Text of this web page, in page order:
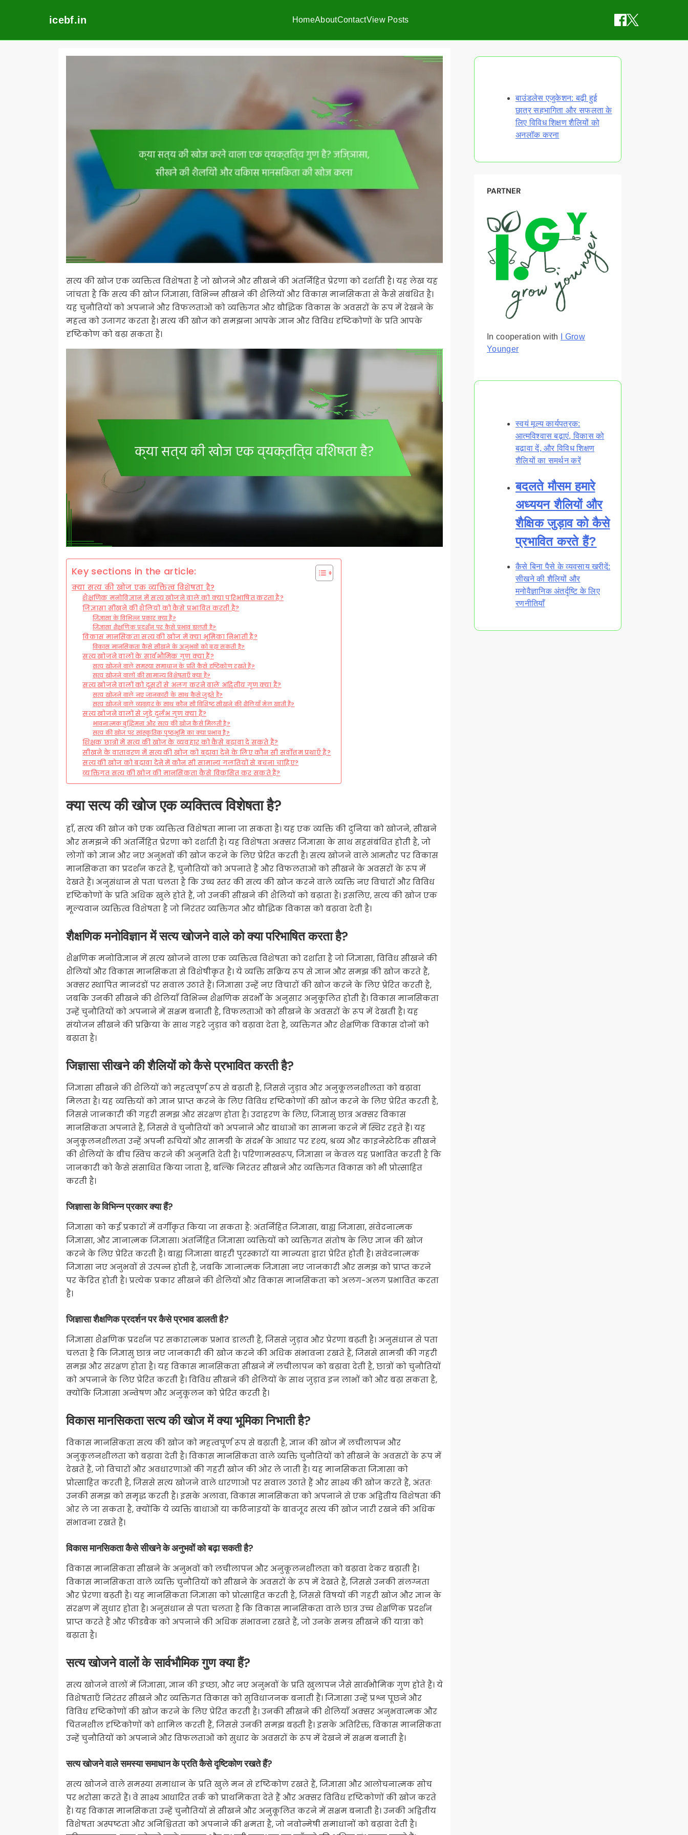
icebf.in HomeAboutContactView Posts
सत्य की खोज एक व्यक्तित्व विशेषता है जो खोजने और सीखने की अंतर्निहित प्रेरणा को दर्शाती है। यह लेख यह
जांचता है कि सत्य की खोज जिज्ञासा, विभिन्न सीखने की शैलियों और विकास मानसिकता से कैसे संबंधित है।
यह चुनौतियों को अपनाने और विफलताओं को व्यक्तिगत और बौद्धिक विकास के अवसरों के रूप में देखने के
महत्व को उजागर करता है। सत्य की खोज को समझना आपके ज्ञान और विविध दृष्टिकोणों के प्रति आपके
दृष्टिकोण को बढ़ा सकता है।
Key sections in the article:
क्या सत्य की खोज एक व्यक्तित्व विशेषता है?
शैक्षणिक मनोविज्ञान में सत्य खोजने वाले को क्या परिभाषित करता है?
जिज्ञासा सीखने की शैलियों को कैसे प्रभावित करती है?
जिज्ञासा के विभिन्न प्रकार क्या हैं?
जिज्ञासा शैक्षणिक प्रदर्शन पर कैसे प्रभाव डालती है?
विकास मानसिकता सत्य की खोज में क्या भूमिका निभाती है?
विकास मानसिकता कैसे सीखने के अनुभवों को बढ़ा सकती है?
सत्य खोजने वालों के सार्वभौमिक गुण क्या हैं?
सत्य खोजने वाले समस्या समाधान के प्रति कैसे दृष्टिकोण रखते हैं?
सत्य खोजने वालों की सामान्य विशेषताएँ क्या हैं?
सत्य खोजने वालों को दूसरों से अलग करने वाले अद्वितीय गुण क्या हैं?
सत्य खोजने वाले नए जानकारी के साथ कैसे जुड़ते हैं?
सत्य खोजने वाले व्यवहार के साथ कौन सी विशिष्ट सीखने की शैलियाँ मेल खाती हैं?
सत्य खोजने वालों से जुड़े दुर्लभ गुण क्या हैं?
भावनात्मक बुद्धिमत्ता और सत्य की खोज कैसे मिलती है?
सत्य की खोज पर सांस्कृतिक पृष्ठभूमि का क्या प्रभाव है?
शिक्षक छात्रों में सत्य की खोज के व्यवहार को कैसे बढ़ावा दे सकते हैं?
सीखने के वातावरण में सत्य की खोज को बढ़ावा देने के लिए कौन सी सर्वोत्तम प्रथाएँ हैं?
सत्य की खोज को बढ़ावा देने में कौन सी सामान्य गलतियों से बचना चाहिए?
व्यक्तिगत सत्य की खोज की मानसिकता कैसे विकसित कर सकते हैं?
क्या सत्य की खोज एक व्यक्तित्व विशेषता है?
हाँ, सत्य की खोज को एक व्यक्तित्व विशेषता माना जा सकता है। यह एक व्यक्ति की दुनिया को खोजने, सीखने
और समझने की अंतर्निहित प्रेरणा को दर्शाती है। यह विशेषता अक्सर जिज्ञासा के साथ सहसंबंधित होती है, जो
लोगों को ज्ञान और नए अनुभवों की खोज करने के लिए प्रेरित करती है। सत्य खोजने वाले आमतौर पर विकास
मानसिकता का प्रदर्शन करते हैं, चुनौतियों को अपनाते हैं और विफलताओं को सीखने के अवसरों के रूप में
देखते हैं। अनुसंधान से पता चलता है कि उच्च स्तर की सत्य की खोज करने वाले व्यक्ति नए विचारों और विविध
दृष्टिकोणों के प्रति अधिक खुले होते हैं, जो उनकी सीखने की शैलियों को बढ़ाता है। इसलिए, सत्य की खोज एक
मूल्यवान व्यक्तित्व विशेषता है जो निरंतर व्यक्तिगत और बौद्धिक विकास को बढ़ावा देती है।
शैक्षणिक मनोविज्ञान में सत्य खोजने वाले को क्या परिभाषित करता है?
शैक्षणिक मनोविज्ञान में सत्य खोजने वाला एक व्यक्तित्व विशेषता को दर्शाता है जो जिज्ञासा, विविध सीखने की
शैलियों और विकास मानसिकता से विशेषीकृत है। ये व्यक्ति सक्रिय रूप से ज्ञान और समझ की खोज करते हैं,
अक्सर स्थापित मानदंडों पर सवाल उठाते हैं। जिज्ञासा उन्हें नए विचारों की खोज करने के लिए प्रेरित करती है,
जबकि उनकी सीखने की शैलियाँ विभिन्न शैक्षणिक संदर्भों के अनुसार अनुकूलित होती हैं। विकास मानसिकता
उन्हें चुनौतियों को अपनाने में सक्षम बनाती है, विफलताओं को सीखने के अवसरों के रूप में देखती है। यह
संयोजन सीखने की प्रक्रिया के साथ गहरे जुड़ाव को बढ़ावा देता है, व्यक्तिगत और शैक्षणिक विकास दोनों को
बढ़ाता है।
जिज्ञासा सीखने की शैलियों को कैसे प्रभावित करती है?
जिज्ञासा सीखने की शैलियों को महत्वपूर्ण रूप से बढ़ाती है, जिससे जुड़ाव और अनुकूलनशीलता को बढ़ावा
मिलता है। यह व्यक्तियों को ज्ञान प्राप्त करने के लिए विविध दृष्टिकोणों की खोज करने के लिए प्रेरित करती है,
जिससे जानकारी की गहरी समझ और संरक्षण होता है। उदाहरण के लिए, जिज्ञासु छात्र अक्सर विकास
मानसिकता अपनाते हैं, जिससे वे चुनौतियों को अपनाने और बाधाओं का सामना करने में स्थिर रहते हैं। यह
अनुकूलनशीलता उन्हें अपनी रुचियों और सामग्री के संदर्भ के आधार पर दृश्य, श्रव्य और काइनेस्टेटिक सीखने
की शैलियों के बीच स्विच करने की अनुमति देती है। परिणामस्वरूप, जिज्ञासा न केवल यह प्रभावित करती है कि
जानकारी को कैसे संसाधित किया जाता है, बल्कि निरंतर सीखने और व्यक्तिगत विकास को भी प्रोत्साहित
करती है।
जिज्ञासा के विभिन्न प्रकार क्या हैं?
जिज्ञासा को कई प्रकारों में वर्गीकृत किया जा सकता है: अंतर्निहित जिज्ञासा, बाह्य जिज्ञासा, संवेदनात्मक
जिज्ञासा, और ज्ञानात्मक जिज्ञासा। अंतर्निहित जिज्ञासा व्यक्तियों को व्यक्तिगत संतोष के लिए ज्ञान की खोज
करने के लिए प्रेरित करती है। बाह्य जिज्ञासा बाहरी पुरस्कारों या मान्यता द्वारा प्रेरित होती है। संवेदनात्मक
जिज्ञासा नए अनुभवों से उत्पन्न होती है, जबकि ज्ञानात्मक जिज्ञासा नए जानकारी और समझ को प्राप्त करने
पर केंद्रित होती है। प्रत्येक प्रकार सीखने की शैलियों और विकास मानसिकता को अलग-अलग प्रभावित करता
है।
जिज्ञासा शैक्षणिक प्रदर्शन पर कैसे प्रभाव डालती है?
जिज्ञासा शैक्षणिक प्रदर्शन पर सकारात्मक प्रभाव डालती है, जिससे जुड़ाव और प्रेरणा बढ़ती है। अनुसंधान से पता
चलता है कि जिज्ञासु छात्र नए जानकारी की खोज करने की अधिक संभावना रखते हैं, जिससे सामग्री की गहरी
समझ और संरक्षण होता है। यह विकास मानसिकता सीखने में लचीलापन को बढ़ावा देती है, छात्रों को चुनौतियों
को अपनाने के लिए प्रेरित करती है। विविध सीखने की शैलियों के साथ जुड़ाव इन लाभों को और बढ़ा सकता है,
क्योंकि जिज्ञासा अन्वेषण और अनुकूलन को प्रेरित करती है।
विकास मानसिकता सत्य की खोज में क्या भूमिका निभाती है?
विकास मानसिकता सत्य की खोज को महत्वपूर्ण रूप से बढ़ाती है, ज्ञान की खोज में लचीलापन और
अनुकूलनशीलता को बढ़ावा देती है। विकास मानसिकता वाले व्यक्ति चुनौतियों को सीखने के अवसरों के रूप में
देखते हैं, जो विचारों और अवधारणाओं की गहरी खोज की ओर ले जाती है। यह मानसिकता जिज्ञासा को
प्रोत्साहित करती है, जिससे सत्य खोजने वाले धारणाओं पर सवाल उठाते हैं और साक्ष्य की खोज करते हैं, अंततः
उनकी समझ को समृद्ध करती है। इसके अलावा, विकास मानसिकता को अपनाने से एक अद्वितीय विशेषता की
ओर ले जा सकता है, क्योंकि ये व्यक्ति बाधाओं या कठिनाइयों के बावजूद सत्य की खोज जारी रखने की अधिक
संभावना रखते हैं।
विकास मानसिकता कैसे सीखने के अनुभवों को बढ़ा सकती है?
विकास मानसिकता सीखने के अनुभवों को लचीलापन और अनुकूलनशीलता को बढ़ावा देकर बढ़ाती है।
विकास मानसिकता वाले व्यक्ति चुनौतियों को सीखने के अवसरों के रूप में देखते हैं, जिससे उनकी संलग्नता
और प्रेरणा बढ़ती है। यह मानसिकता जिज्ञासा को प्रोत्साहित करती है, जिससे विषयों की गहरी खोज और ज्ञान के
संरक्षण में सुधार होता है। अनुसंधान से पता चलता है कि विकास मानसिकता वाले छात्र उच्च शैक्षणिक प्रदर्शन
प्राप्त करते हैं और फीडबैक को अपनाने की अधिक संभावना रखते हैं, जो उनके समग्र सीखने की यात्रा को
बढ़ाता है।
सत्य खोजने वालों के सार्वभौमिक गुण क्या हैं?
सत्य खोजने वालों में जिज्ञासा, ज्ञान की इच्छा, और नए अनुभवों के प्रति खुलापन जैसे सार्वभौमिक गुण होते हैं। ये
विशेषताएँ निरंतर सीखने और व्यक्तिगत विकास को सुविधाजनक बनाती हैं। जिज्ञासा उन्हें प्रश्न पूछने और
विविध दृष्टिकोणों की खोज करने के लिए प्रेरित करती है। उनकी सीखने की शैलियाँ अक्सर अनुभवात्मक और
चिंतनशील दृष्टिकोणों को शामिल करती हैं, जिससे उनकी समझ बढ़ती है। इसके अतिरिक्त, विकास मानसिकता
उन्हें चुनौतियों को अपनाने और विफलताओं को सुधार के अवसरों के रूप में देखने में सक्षम बनाती है।
सत्य खोजने वाले समस्या समाधान के प्रति कैसे दृष्टिकोण रखते हैं?
सत्य खोजने वाले समस्या समाधान के प्रति खुले मन से दृष्टिकोण रखते हैं, जिज्ञासा और आलोचनात्मक सोच
पर भरोसा करते हैं। वे साक्ष्य आधारित तर्क को प्राथमिकता देते हैं और अक्सर विविध दृष्टिकोणों की खोज करते
हैं। यह विकास मानसिकता उन्हें चुनौतियों से सीखने और अनुकूलित करने में सक्षम बनाती है। उनकी अद्वितीय
विशेषता अस्पष्टता और अनिश्चितता को अपनाने की क्षमता है, जो नवोन्मेषी समाधानों को बढ़ावा देती है।
बाउंडलेस एजुकेशन: बढ़ी हुई
छात्र सहभागिता और सफलता के
लिए विविध शिक्षण शैलियों को
अनलॉक करना
PARTNER
In cooperation with
I Grow
Younger
स्वयं मूल्य कार्यपत्रक:
आत्मविश्वास बढ़ाएं, विकास को
बढ़ावा दें, और विविध शिक्षण
शैलियों का समर्थन करें
बदलते मौसम हमारे
अध्ययन शैलियों और
शैक्षिक जुड़ाव को कैसे
प्रभावित करते हैं?
कैसे बिना पैसे के व्यवसाय खरीदें:
सीखने की शैलियों और
मनोवैज्ञानिक अंतर्दृष्टि के लिए
रणनीतियाँ